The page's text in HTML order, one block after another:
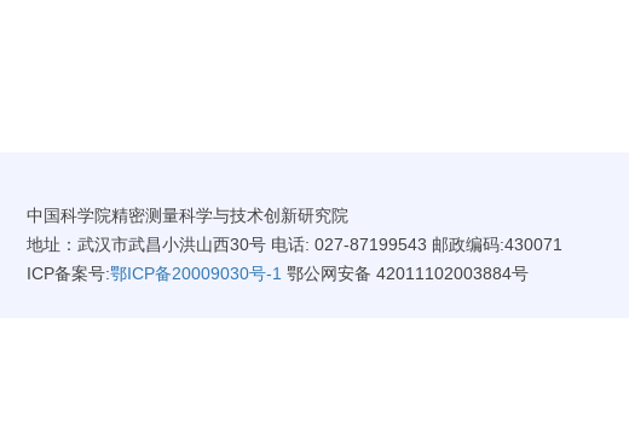
中国科学院精密测量科学与技术创新研究院
地址：武汉市武昌小洪山西30号 电话: 027-87199543 邮政编码:430071
ICP备案号:鄂ICP备20009030号-1 鄂公网安备 42011102003884号